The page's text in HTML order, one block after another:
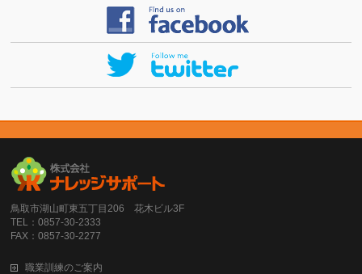
鳥取市湖山町東五丁目206 花木ビル3F
TEL：0857-30-2333
FAX：0857-30-2277
職業訓練のご案内